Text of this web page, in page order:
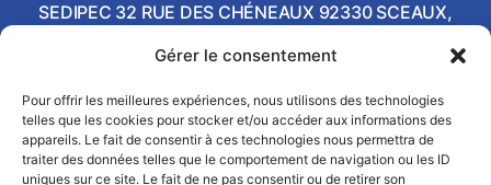
Gérer le consentement
Pour offrir les meilleures expériences, nous utilisons des technologies
telles que les cookies pour stocker et/ou accéder aux informations des
appareils. Le fait de consentir à ces technologies nous permettra de
traiter des données telles que le comportement de navigation ou les ID
uniques sur ce site. Le fait de ne pas consentir ou de retirer son
SEDIPEC 32 RUE DES CHÉNEAUX 92330 SCEAUX,
Local commercial & Showroom
2 AVENUE PIERRE-GILLES DE GENNES 37540 SAINT-
CYR-SUR-LOIRE, FRANCE
Email
contact@sedipec.com